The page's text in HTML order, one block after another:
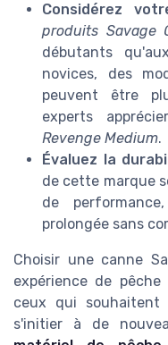
Considérez
produits Savage
débutants
novices, des
peuvent être
experts
Revenge Medium.
Évaluez la
de cette marque
de
prolongée sans
Choisir une canne
expérience de
ceux qui souhaitent
s'initier à de